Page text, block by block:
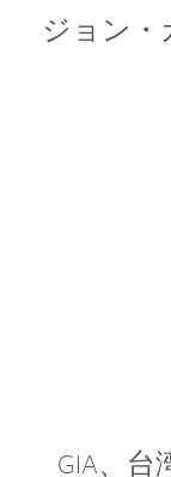
ジョン・
GIA、